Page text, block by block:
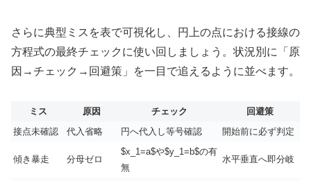
さらに典型ミスを表で可視化し、円上の点における接線の
方程式の最終チェックに使い回しましょう。状況別に「原
因→チェック→回避策」を一目で追えるように並べます。
ミス 原因 チェック
回避策
接点未確認
代入省略 円へ代入し等号確認 開始前に必ず判定
傾き暴走 分母ゼロ
$x_1=a$や$y_1=b$の有
無
水平垂直へ即分岐